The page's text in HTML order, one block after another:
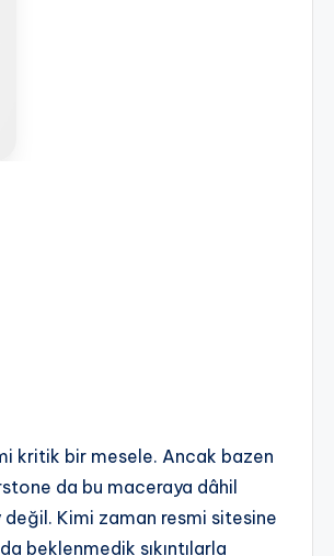
kritik bir mesele. Ancak bazen
da bu maceraya dâhil
Kimi zaman resmi sitesine
beklenmedik sıkıntılarla